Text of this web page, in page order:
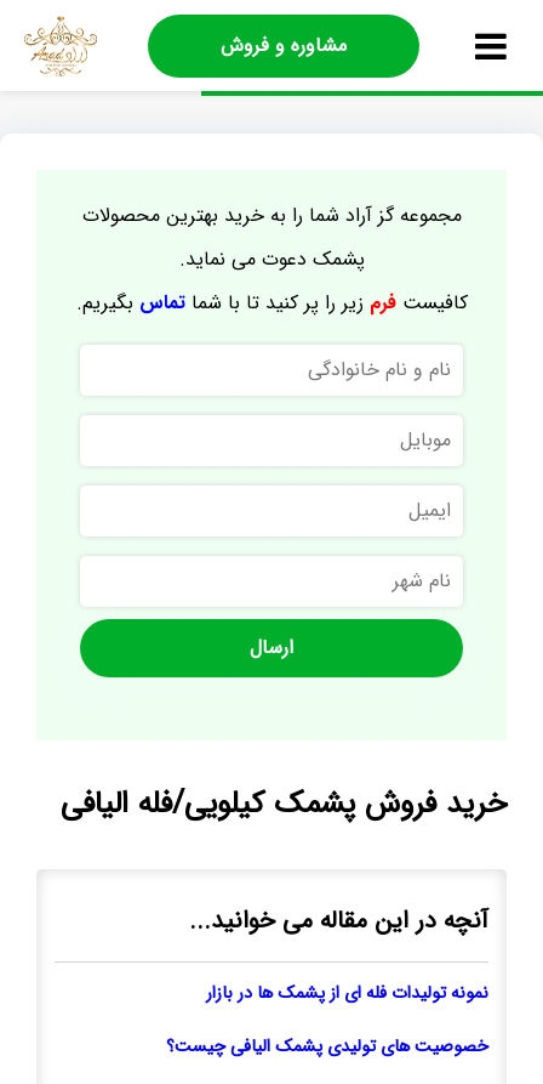
مشاوره و فروش
مجموعه گز آراد شما را به خرید بهترین محصولات
پشمک دعوت می نماید.
کافیستفرم زیر را پر کنید تا با شماتماس بگیریم.
نام
و
نام
خانوادگی
موبایل
ایمیل
نام
شهر
خرید فروش پشمک کیلویی/فله الیافی
آنچه در این مقاله می خوانید...
نمونه تولیدات فله ای از پشمک ها در بازار
خصوصیت های تولیدی پشمک الیافی چیست؟